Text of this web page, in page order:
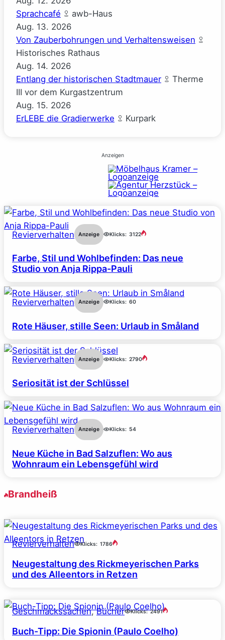
Sprachcafé
awb-Haus
Aug. 13. 2026
Von Zauberbohrungen und Verhaltensweisen
Historisches Rathaus
Aug. 14. 2026
Entlang der historischen Stadtmauer
Therme
III vor dem Kurgastzentrum
Aug. 15. 2026
ErLEBE die Gradierwerke
Kurpark
Anzeigen
Revierverhalten Anzeige Klicks: 3122
Farbe, Stil und Wohlbefinden: Das neue
Studio von Anja Rippa-Pauli
Revierverhalten Anzeige Klicks: 60
Rote Häuser, stille Seen: Urlaub in Småland
Revierverhalten Anzeige Klicks: 2790
Seriosität ist der Schlüssel
Revierverhalten Anzeige Klicks: 54
Neue Küche in Bad Salzuflen: Wo aus
Wohnraum ein Lebensgefühl wird
Brandheiß
Revierverhalten Klicks: 1786
Neugestaltung des Rickmeyerischen Parks
und des Alleentors in Retzen
Geschmackssachen, Bücher Klicks: 2491
Buch-Tipp: Die Spionin (Paulo Coelho)